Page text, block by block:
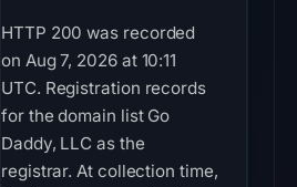
HTTP 200 was recorded
on Aug 7, 2026 at 10:11
UTC. Registration records
for the domain list Go
Daddy, LLC as the
registrar. At collection time,